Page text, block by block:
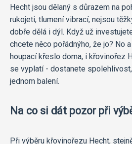
Hecht jsou dělaný s důrazem na
rukojeti, tlumení vibrací, nejsou
dobře dělá i dýl. Když už
chcete něco pořádnýho, že jo? No
houpací křeslo doma, i křovinořez
se vyplatí - dostanete
jednom balení.
Na co si dát pozor při
Při výběru křovinořezu Hecht,